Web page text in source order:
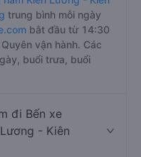
trung bình mỗi ngày
bắt đầu từ 14:30
vận hành. Các
buổi trưa, buổi
đi Bến xe
- Kiên